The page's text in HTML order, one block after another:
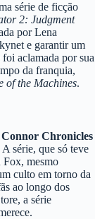
série de ficção
2: Judgment
por Lena
e garantir um
aclamada por sua
da franquia,
of the Machines.
Chronicles
série, que só teve
Fox, mesmo
culto em torno da
ao longo dos
a série